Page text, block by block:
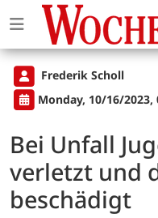
Frederik Scholl
Monday, 10/16/2023,
Bei Unfall
verletzt und
beschädigt